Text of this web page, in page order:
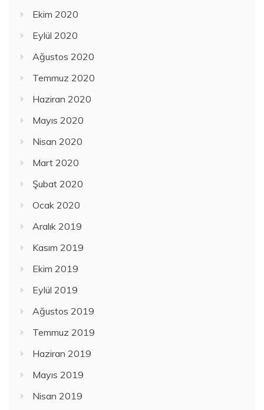
Ekim 2020
Eylül 2020
Ağustos 2020
Temmuz 2020
Haziran 2020
Mayıs 2020
Nisan 2020
Mart 2020
Şubat 2020
Ocak 2020
Aralık 2019
Kasım 2019
Ekim 2019
Eylül 2019
Ağustos 2019
Temmuz 2019
Haziran 2019
Mayıs 2019
Nisan 2019